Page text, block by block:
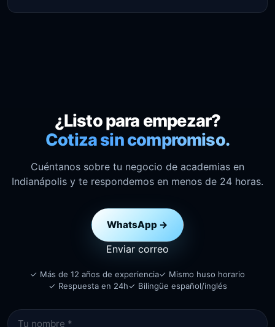
¿Listo para empezar?
Cotiza sin compromiso.
Cuéntanos sobre tu negocio de academias en
Indianápolis y te respondemos en menos de 24 horas.
WhatsApp →
Enviar correo
✓ Más de 12 años de experiencia✓ Mismo huso horario
✓ Respuesta en 24h✓ Bilingüe español/inglés